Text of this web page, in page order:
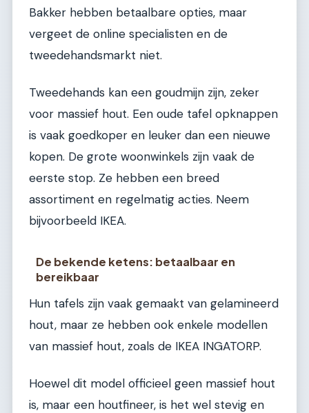
Bakker hebben betaalbare opties, maar
vergeet de online specialisten en de
tweedehandsmarkt niet.
Tweedehands kan een goudmijn zijn, zeker
voor massief hout. Een oude tafel opknappen
is vaak goedkoper en leuker dan een nieuwe
kopen. De grote woonwinkels zijn vaak de
eerste stop. Ze hebben een breed
assortiment en regelmatig acties. Neem
bijvoorbeeld IKEA.
De bekende ketens: betaalbaar en
bereikbaar
Hun tafels zijn vaak gemaakt van gelamineerd
hout, maar ze hebben ook enkele modellen
van massief hout, zoals de IKEA INGATORP.
Hoewel dit model officieel geen massief hout
is, maar een houtfineer, is het wel stevig en